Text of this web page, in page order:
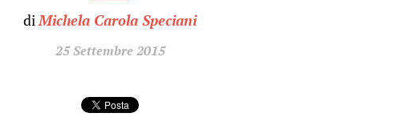
diMichela Carola Speciani
25 Settembre 2015